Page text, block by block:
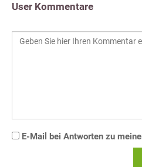
User Kommentare
E-Mail bei Antworten zu